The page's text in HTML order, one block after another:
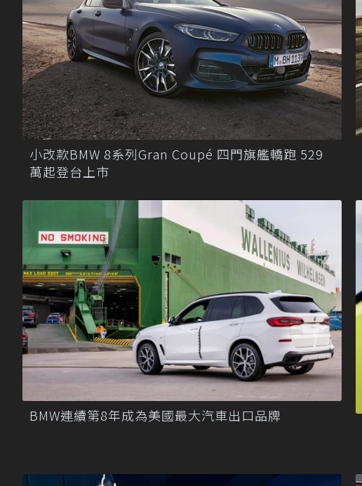
小改款BMW 8系列Gran Coupé 四門旗艦轎跑 529
萬起登台上市
BMW連續第8年成為美國最大汽車出口品牌